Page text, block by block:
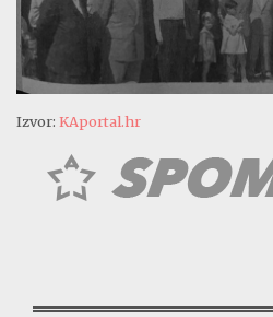
Izvor: KAportal.hr